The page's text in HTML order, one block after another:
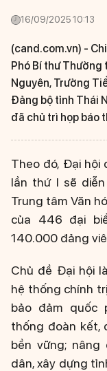
16/09/2025 10:13
(cand.com.vn) -
Phó Bí thư Thường
Nguyên, Trưởng
Đảng bộ tỉnh Thái
đã chủ trì họp báo
Theo đó, Đại hội
lần thứ I sẽ
Trung tâm Văn
của 446 đại
140.000 đảng
Chủ đề Đại hội
hệ thống chính
bảo đảm quốc
thống đoàn kết,
bền vững; nâng
dân, xây dựng